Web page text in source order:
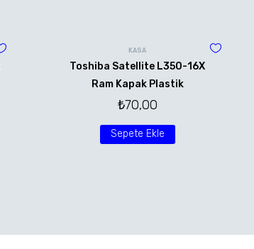
KASA
Toshiba Satellite L350-16X
Ram Kapak Plastik
₺70,00
Sepete Ekle